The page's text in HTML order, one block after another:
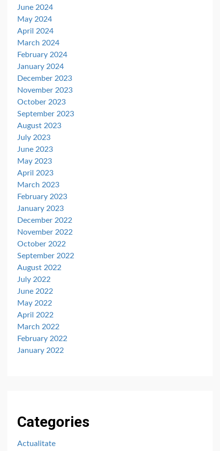
June 2024
May 2024
April 2024
March 2024
February 2024
January 2024
December 2023
November 2023
October 2023
September 2023
August 2023
July 2023
June 2023
May 2023
April 2023
March 2023
February 2023
January 2023
December 2022
November 2022
October 2022
September 2022
August 2022
July 2022
June 2022
May 2022
April 2022
March 2022
February 2022
January 2022
Categories
Actualitate